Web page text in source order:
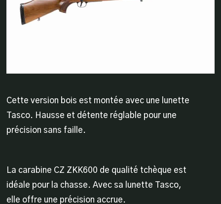
Cette version bois est montée avec une lunette
Tasco. Hausse et détente réglable pour une
précision sans faille.
La carabine CZ ZKK600 de qualité tchèque est
idéale pour la chasse. Avec sa lunette Tasco,
elle offre une précision accrue.